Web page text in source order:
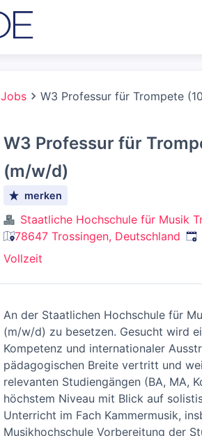
Jobs W3 Professur für Trompete
W3 Professur für
(m/w/d)
merken
Staatliche Hochschule für Musik
78647 Trossingen, Deutschland
Vollzeit
An der Staatlichen Hochschule für
(m/w/d) zu besetzen. Gesucht wird
Kompetenz und internationaler
pädagogischen Breite vertritt und
relevanten Studiengängen (BA, MA,
höchstem Niveau mit Blick auf
Unterricht im Fach Kammermusik,
Musikhochschule Vorbereitung der